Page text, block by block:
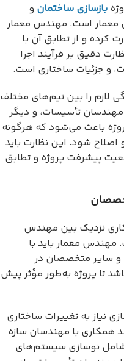
بازسازی ساختمان و
معمار است. مهندس معمار
کرده و از تطابق آن با
دقیق بر فرآیند اجرا
و جزئیات ساختاری است.
لازم را بین تیم‌های مختلف
مهندسان تأسیسات، و دیگر
باعث می‌شود که هرگونه
شود. این نظارت باید
پیشرفت پروژه و تطابق
نزدیک بین مهندس
معمار باید با
و سایر متخصصان در
تا پروژه به‌طور مؤثر پیش
نیاز به تغییرات ساختاری
همکاری با مهندسان سازه
نوسازی سیستم‌های